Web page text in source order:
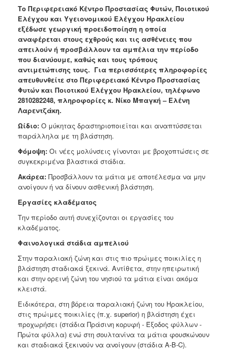
Σχολικές
Επιτροπές
Αγροτική
Ανάπτυξη
Ανακοινώσεις
Προγράμματα
Προσχολική
Αγωγή
Κοιμητήρια
Κέντρο
Οικογένειας
ΤΟΠΟΣ
ΠΟΛΙΤΙΣΜΟΣ
ΑΝΘΕΚΤΙΚΗ
ΠΟΛΗ
Το Περιφερειακό Κέντρο Προστασίας Φυτών, Ποιοτικού
Ελέγχου και Υγειονομικού Ελέγχου Ηρακλείου
εξέδωσε γεωργική προειδοποίηση η οποία
αναφέρεται στους εχθρούς και τις ασθένειες που
απειλούν ή προσβάλλουν τα αμπέλια την περίοδο
που διανύουμε, καθώς και τους τρόπους
αντιμετώπισης τους. Για περισσότερες πληροφορίες
απευθυνθείτε στο Περιφερειακό Κέντρο Προστασίας
Φυτών και Ποιοτικού Ελέγχου Ηρακλείου, τηλέφωνο
2810282248, πληροφορίες κ. Νίκο Μπαγκή – Ελένη
Λαρεντζάκη.
Ωίδιο: Ο μύκητας δραστηριοποιείται και αναπτύσσεται
παράλληλα με τη βλάστηση.
Φόμοψη: Οι νέες μολύνσεις γίνονται με βροχοπτώσεις σε
συγκεκριμένα βλαστικά στάδια.
Ακάρεα: Προσβάλλουν τα μάτια με αποτέλεσμα να μην
ανοίγουν ή να δίνουν ασθενική βλάστηση.
Εργασίες κλαδέματος
Την περίοδο αυτή συνεχίζονται οι εργασίες του
κλαδέματος.
Φαινολογικά στάδια αμπελιού
Στην παραλιακή ζώνη και στις πιο πρώιμες ποικιλίες η
βλάστηση σταδιακά ξεκινά. Αντίθετα, στην ηπειρωτική
και στην ορεινή ζώνη του νησιού τα μάτια είναι ακόμα
κλειστά.
Ειδικότερα, στη βόρεια παραλιακή ζώνη του Ηρακλείου,
στις πρώιμες ποικιλίες (π.χ. superior) η βλάστηση έχει
προχωρήσει (στάδια Πράσινη κορυφή - Έξοδος φύλλων -
Πρώτα φύλλα) ενώ στη σουλτανίνα τα μάτια φουσκώνουν
και σταδιακά ξεκινούν να ανοίγουν (στάδια Α-Β-C).